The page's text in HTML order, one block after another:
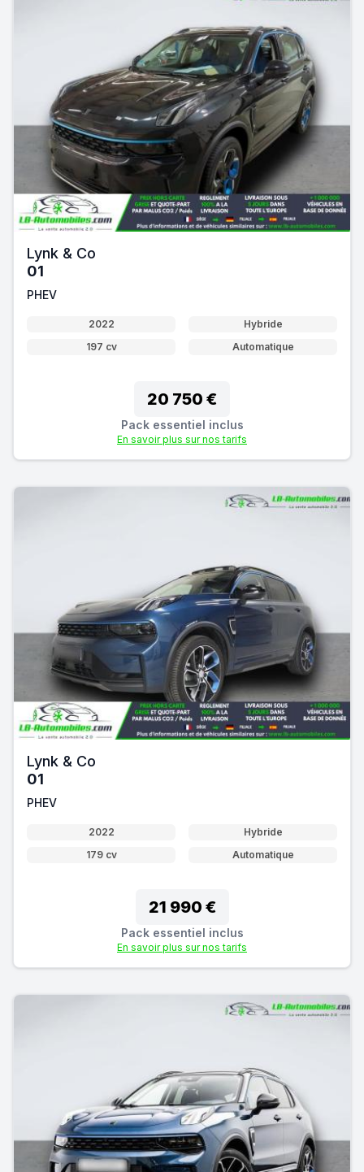
Lynk & Co
01
PHEV
2022
Hybride
197 cv
Automatique
20 750 €
Pack essentiel inclus
En savoir plus sur nos tarifs
Lynk & Co
01
PHEV
2022
Hybride
179 cv
Automatique
21 990 €
Pack essentiel inclus
En savoir plus sur nos tarifs